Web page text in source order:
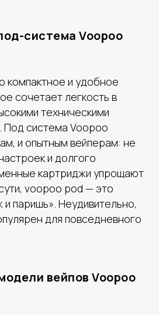
система Voopoo
компактное и удобное
сочетает легкость в
техническими
Под система Voopoo
и опытным вейперам: не
и долгого
картриджи упрощают
voopoo pod — это
и паришь». Неудивительно,
для повседневного
вейпов Voopoo